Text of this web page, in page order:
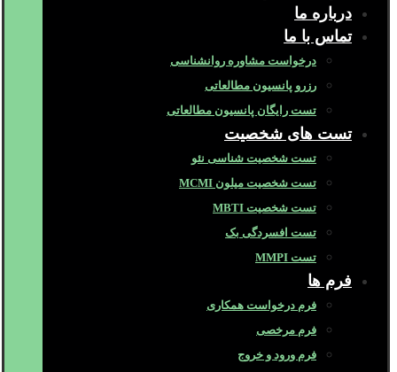
درباره ما
تماس با ما
درخواست مشاوره روانشناسی
رزرو پانسیون مطالعاتی
تست رایگان پانسیون مطالعاتی
تست های شخصیت
تست شخصیت شناسی نئو
تست شخصیت میلون MCMI
تست شخصیت MBTI
تست افسردگی بک
تست MMPI
فرم ها
فرم درخواست همکاری
فرم مرخصی
فرم ورود و خروج